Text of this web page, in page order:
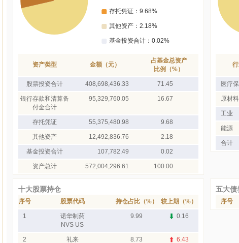
资产类型 金额（元）
占基金总资产
比例（%）
股票投资合计 408,698,436.33 71.45
银行存款和清算备
付金合计
95,329,760.05 16.67
存托凭证 55,375,480.98 9.68
其他资产 12,492,836.76 2.18
基金投资合计 107,782.49 0.02
资产总计 572,004,296.61 100.00
医疗
原材料
工业
能源
合计
十大股票持仓
序号 股票代码 持仓占比（%） 较上期（%）
1
诺华制药
NVS US
9.99 0.16
2
礼来
8.73 6.43
五大债
序号